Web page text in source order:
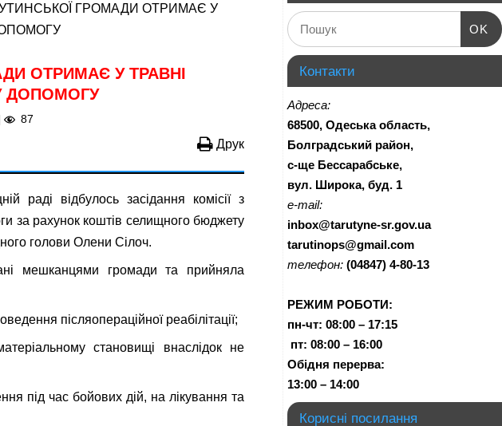
ГРОМАДИ ОТРИМАЄ У
ОТРИМАЄ У ТРАВНІ
ДОПОМОГУ
87
Друк
раді відбулось засідання комісії з
за рахунок коштів селищного бюджету
голови Олени Сілоч.
мешканцями громади та прийняла
післяопераційної реабілітації;
становищі внаслідок не
під час бойових дій, на лікування та
OK
Контакти
Адреса:
68500, Одеська область,
Болградський район,
с-ще Бессарабське,
вул. Широка, буд. 1
e-mail:
inbox@tarutyne-sr.gov.ua
tarutinops@gmail.com
телефон: (04847) 4-80-13
РЕЖИМ РОБОТИ:
пн-чт: 08:00 – 17:15
пт: 08:00 – 16:00
Обідня перерва:
13:00 – 14:00
Корисні посилання